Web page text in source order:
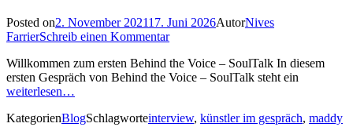
Posted on2. November 202117. Juni 2026AutorNives
FarrierSchreib einen Kommentar
Willkommen zum ersten Behind the Voice – SoulTalk In diesem
ersten Gespräch von Behind the Voice – SoulTalk steht ein
weiterlesen…
KategorienBlogSchlagworteinterview, künstler im gespräch, maddy